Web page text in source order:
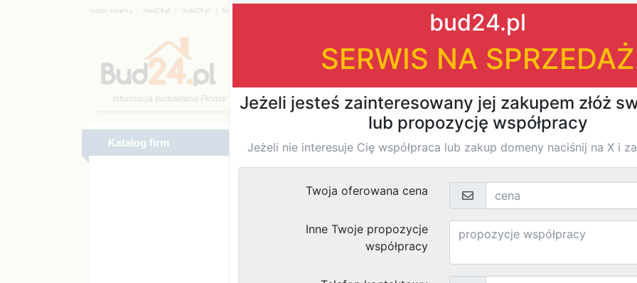
| | |
Katalog firm
Katalog firm
Znaleziono wyników